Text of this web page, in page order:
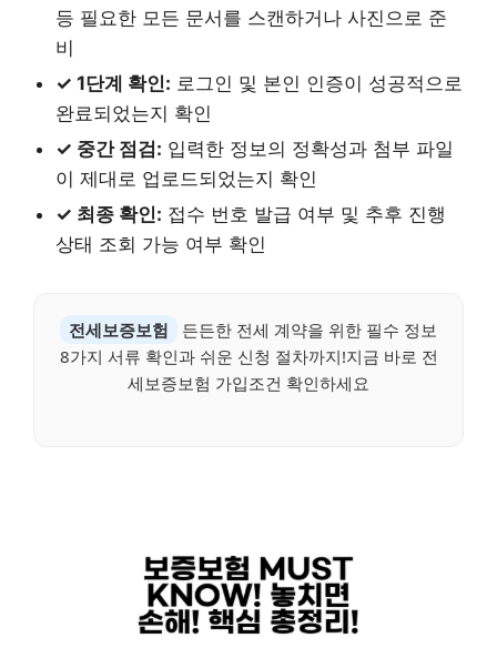
등 필요한 모든 문서를 스캔하거나 사진으로 준
비
✓ 1단계 확인: 로그인 및 본인 인증이 성공적으로
완료되었는지 확인
✓ 중간 점검: 입력한 정보의 정확성과 첨부 파일
이 제대로 업로드되었는지 확인
✓ 최종 확인: 접수 번호 발급 여부 및 추후 진행
상태 조회 가능 여부 확인
전세보증보험
든든한 전세 계약을 위한 필수 정보
8가지 서류 확인과 쉬운 신청 절차까지!지금 바로 전
세보증보험 가입조건 확인하세요